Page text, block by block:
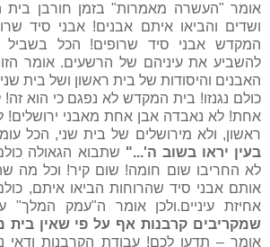
אומר "העשרה מאמרות" בזמן חורבן בית
ושדים והביאו איתם אבנים! אבני סיד
המקדש אבני סיד שרופים! הכל בשביל
להשביע את עיניהם של הרשעים. אומר
האבנים והיסודות של בית ראשון ושל בית שני
כולם נגנזו! בית המקדש לא נפגם כי הוא
אחת! לא נאבדה אבן אחת מאבני ירושלים!
ראשון, ולא מירושלים של בית שני, הכל
בעין יראו בשוב ה'..." שתבוא הגאולה
לא החריבו שום חומה! שום קיר! וכל מה
אותם אבני סיד שהרוחות הביאו איתם,
אחיזת עיניים.ולכן אומר ה"עמק המלך"
שמקריבים קרבנות אף על פי שאין בית
אומר – תדעו לכם! עבודת הקרבנות